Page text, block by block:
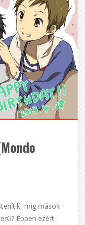
míg mások
Éppen ezért